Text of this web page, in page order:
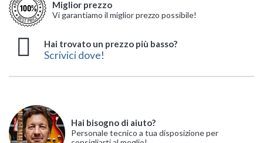
Miglior prezzo
Vi garantiamo il miglior prezzo possibile!
Hai trovato un prezzo più basso?
Scrivici dove!
Hai bisogno di aiuto?
Personale tecnico a tua disposizione per